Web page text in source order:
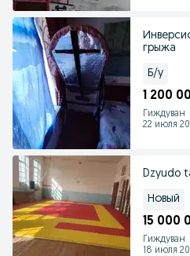
грыжа
Б/у
1 200
Гиждуван
22 июля
Dzyudo
Новый
15 000
Гиждуван
18 июля